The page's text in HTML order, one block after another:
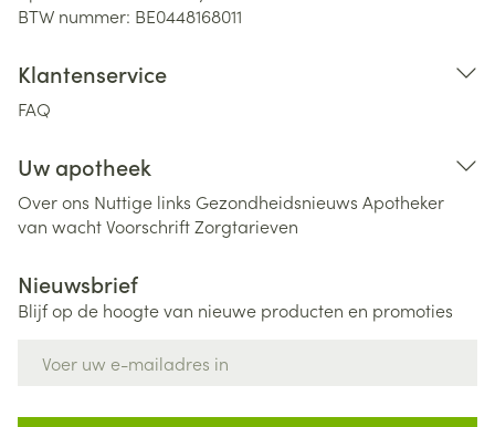
BTW nummer: BE0448168011
Klantenservice
FAQ
Uw apotheek
Over ons Nuttige links Gezondheidsnieuws Apotheker
van wachtVoorschriftZorgtarieven
Nieuwsbrief
Blijf op de hoogte van nieuwe producten en promoties